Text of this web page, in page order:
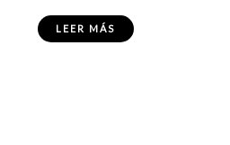
LEER MÁS